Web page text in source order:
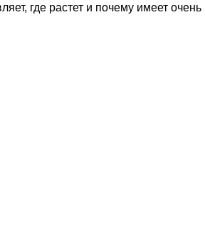
где растет и почему имеет очень